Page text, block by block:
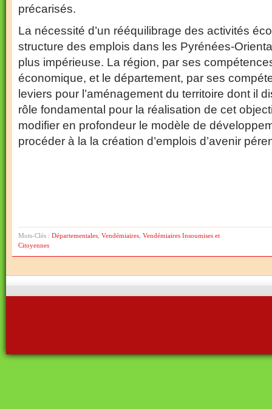
précarisés.
La nécessité d’un rééquilibrage des activités
structure des emplois dans les Pyrénées-
plus impérieuse. La région, par ses
économique, et le département, par ses
leviers pour l’aménagement du territoire dont il
rôle fondamental pour la réalisation de cet
modifier en profondeur le modèle de
procéder à la la création d’emplois d’avenir
Mots-Clés : Départementales Vendémiaires Vendémiaires Insoumises et
Citoyennes